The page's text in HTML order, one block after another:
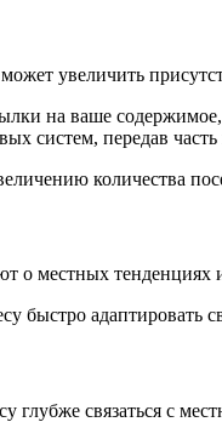
увеличить
на ваше
систем, передав часть
количества
о местных тенденциях
быстро
глубже связаться с